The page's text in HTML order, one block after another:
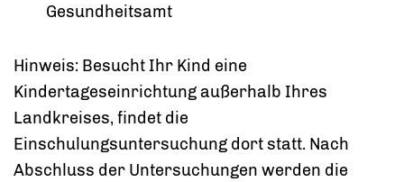
Gesundheitsamt
Hinweis: Besucht Ihr Kind eine
Kindertageseinrichtung außerhalb Ihres
Landkreises, findet die
Einschulungsuntersuchung dort statt. Nach
Abschluss der Untersuchungen werden die